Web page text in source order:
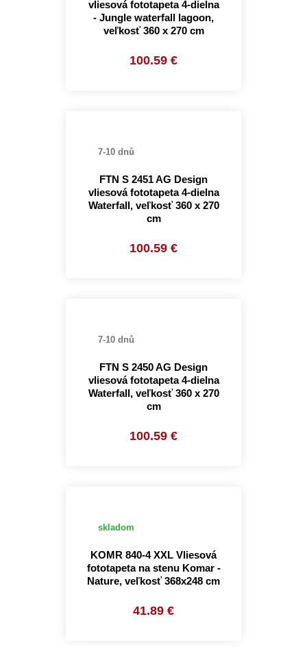
vliesová fototapeta 4-dielna
- Jungle waterfall lagoon,
veľkosť 360 x 270 cm
100.59 €
7-10 dnů
FTN S 2451 AG Design
vliesová fototapeta 4-dielna
Waterfall, veľkosť 360 x 270
cm
100.59 €
7-10 dnů
FTN S 2450 AG Design
vliesová fototapeta 4-dielna
Waterfall, veľkosť 360 x 270
cm
100.59 €
skladom
KOMR 840-4 XXL Vliesová
fototapeta na stenu Komar -
Nature, veľkosť 368x248 cm
41.89 €